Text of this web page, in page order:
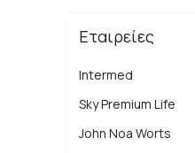
Εταιρείες
Intermed
Sky Premium Life
John Noa Worts